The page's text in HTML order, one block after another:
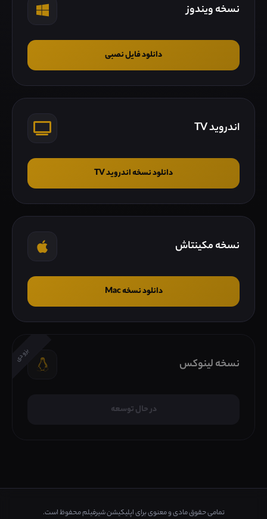
نسخه ویندوز
دانلود فایل نصبی
اندروید TV
دانلود نسخه اندروید TV
نسخه مکینتاش
دانلود نسخه Mac
بزودی
نسخه لینوکس
در حال توسعه
تمامی حقوق مادی و معنوی برای اپلیکیشن شیرفیلم محفوظ است.